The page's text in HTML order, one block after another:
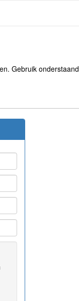
Gebruik onderstaand